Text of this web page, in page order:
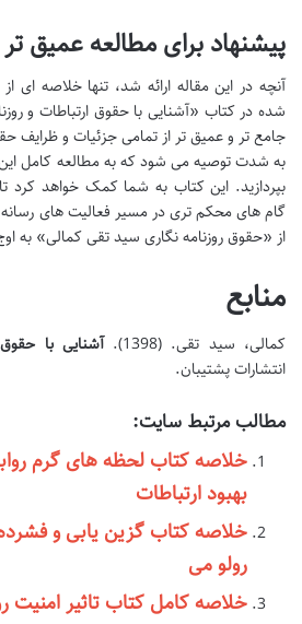
پیشنهاد برای مطالعه عمیق تر
آنچه در این مقاله ارائه شد، تنها خلاصه ای
شده در کتاب «آشنایی با حقوق ارتباطات و
جامع تر و عمیق تر از تمامی جزئیات و ظرایف
به شدت توصیه می شود که به مطالعه کامل
بپردازید. این کتاب به شما کمک خواهد کرد
گام های محکم تری در مسیر فعالیت های رسانه
از «حقوق روزنامه نگاری سید تقی کمالی» به
منابع
کمالی، سید تقی. (1398). آشنایی با حقوق
انتشارات پشتیبان.
مطالب مرتبط سایت:
خلاصه کتاب لحظه های گرم
بهبود ارتباطات
خلاصه کتاب گزین یابی و
رولو می
خلاصه کامل کتاب تاثیر امنیت